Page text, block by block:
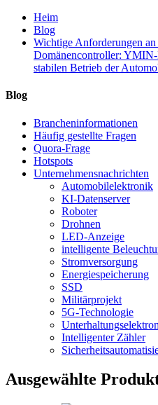
Heim
Blog
Wichtige Anforderungen
Domänencontroller:
stabilen Betrieb der
Blog
Brancheninformationen
Häufig gestellte Fragen
Quora-Frage
Hotspots
Unternehmensnachrichten
Automobilelektronik
KI-Datenserver
Roboter
Drohnen
LED-Anzeige
intelligente
Stromversorgung
Energiespeicherung
SSD
Militärprojekt
5G-Technologie
Intelligenter Zähler
Ausgewählte